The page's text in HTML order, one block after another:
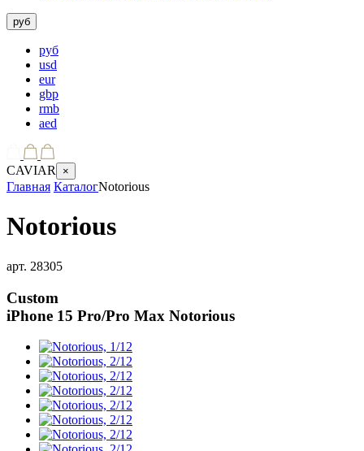
руб
руб
usd
eur
gbp
rmb
aed
CAVIAR ×
Главная КаталогNotorious
Notorious
арт. 28305
Custom
iPhone 15 Pro/Pro Max Notorious